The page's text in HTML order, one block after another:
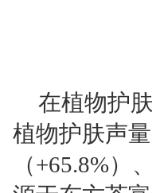
在植物护
植物护肤声
（+65.8%